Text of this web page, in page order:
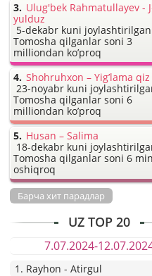
Ulug'bek Rahmatullayev -
yulduz
5-dekabr kuni
Tomosha qilganlar soni 3
milliondan ko’proq
Shohruhxon – Yig’lama qiz
23-noyabr kuni
Tomosha qilganlar soni 6
milliondan ko’proq
Husan – Salima
18-dekabr kuni
Tomosha qilganlar soni 6
oshiqroq
Барча хит парадлар
UZ TOP 20
7.07.2024-
1. Rayhon - Atirgul